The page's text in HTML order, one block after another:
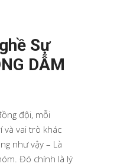
Sự
DẪM
đội, mỗi
và vai trò khác
như vậy – Là
Đó chính là lý